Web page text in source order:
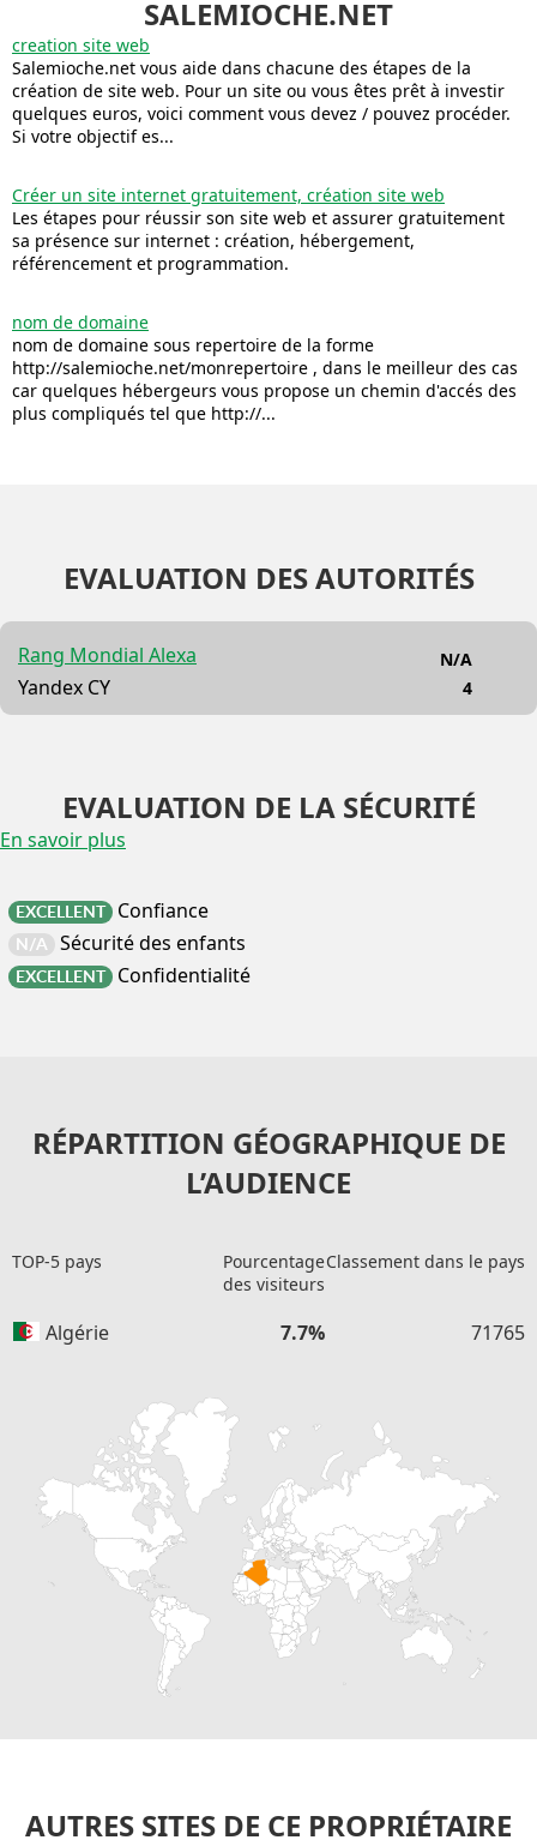
SALEMIOCHE.NET
creation site web
Salemioche.net vous aide dans chacune des étapes de la
création de site web. Pour un site ou vous êtes prêt à investir
quelques euros, voici comment vous devez / pouvez procéder.
Si votre objectif es...
Créer un site internet gratuitement, création site web
Les étapes pour réussir son site web et assurer gratuitement
sa présence sur internet : création, hébergement,
référencement et programmation.
nom de domaine
nom de domaine sous repertoire de la forme
http://salemioche.net/monrepertoire , dans le meilleur des cas
car quelques hébergeurs vous propose un chemin d'accés des
plus compliqués tel que http://...
EVALUATION DES AUTORITÉS
Rang Mondial Alexa
Yandex CY
N/A
4
EVALUATION DE LA SÉCURITÉ
En savoir plus
EXCELLENT Confiance
N/A Sécurité des enfants
EXCELLENT Confidentialité
RÉPARTITION GÉOGRAPHIQUE DE
L’AUDIENCE
TOP-5 pays
Pourcentage
des visiteurs
Classement dans le pays
Algérie 7.7% 71765
AUTRES SITES DE CE PROPRIÉTAIRE